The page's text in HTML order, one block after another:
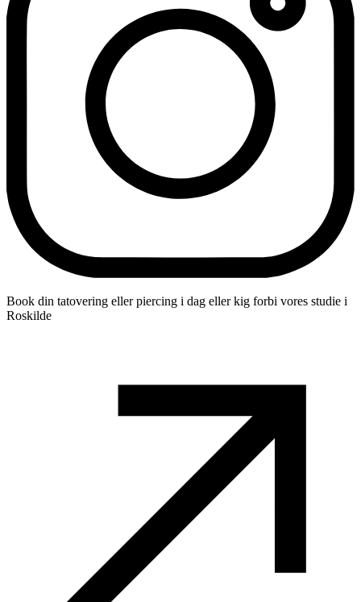
Book din tatovering eller piercing i dag eller kig forbi vores studie i
Roskilde